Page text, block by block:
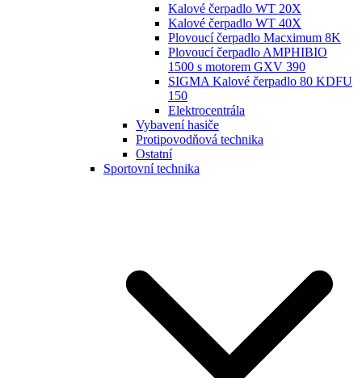
Kalové čerpadlo WT 20X
Kalové čerpadlo WT 40X
Plovoucí čerpadlo Macximum 8K
Plovoucí čerpadlo AMPHIBIO
1500 s motorem GXV 390
SIGMA Kalové čerpadlo 80 KDFU
150
Elektrocentrála
Vybavení hasiče
Protipovodňová technika
Ostatní
Sportovní technika